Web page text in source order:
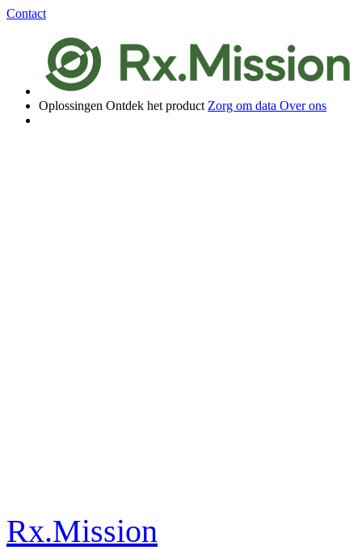
Contact
Oplossingen Ontdek het product Zorg om data Over ons
Rx.Mission